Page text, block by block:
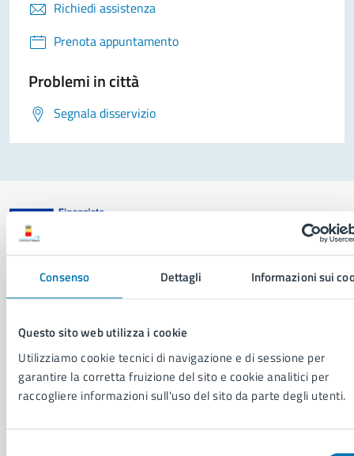
Consenso Dettagli Informazioni sui
Questo sito web utilizza i cookie
Utilizziamo cookie tecnici di navigazione e di sessione per
garantire la corretta fruizione del sito e cookie analitici per
raccogliere informazioni sull'uso del sito da parte degli utenti.
Richiedi assistenza
Prenota appuntamento
Problemi in città
Segnala disservizio
Comune di Napoli
Aree amministrative
Organi di governo
Municipalità
Uffici